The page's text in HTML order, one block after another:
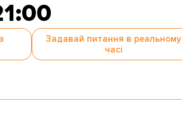
Задавай питання в реальному
часі